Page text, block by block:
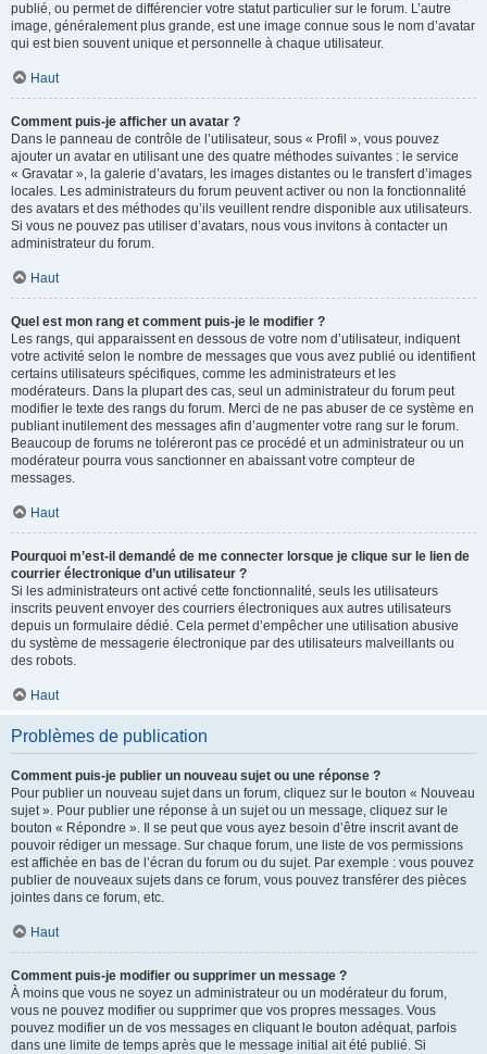
publié, ou permet de différencier votre statut particulier sur le forum. L’autre
image, généralement plus grande, est une image connue sous le nom d’avatar
qui est bien souvent unique et personnelle à chaque utilisateur.
Haut
Comment puis-je afficher un avatar ?
Dans le panneau de contrôle de l’utilisateur, sous « Profil », vous pouvez
ajouter un avatar en utilisant une des quatre méthodes suivantes : le service
« Gravatar », la galerie d’avatars, les images distantes ou le transfert d’images
locales. Les administrateurs du forum peuvent activer ou non la fonctionnalité
des avatars et des méthodes qu’ils veuillent rendre disponible aux utilisateurs.
Si vous ne pouvez pas utiliser d’avatars, nous vous invitons à contacter un
administrateur du forum.
Haut
Quel est mon rang et comment puis-je le modifier ?
Les rangs, qui apparaissent en dessous de votre nom d’utilisateur, indiquent
votre activité selon le nombre de messages que vous avez publié ou identifient
certains utilisateurs spécifiques, comme les administrateurs et les
modérateurs. Dans la plupart des cas, seul un administrateur du forum peut
modifier le texte des rangs du forum. Merci de ne pas abuser de ce système en
publiant inutilement des messages afin d’augmenter votre rang sur le forum.
Beaucoup de forums ne toléreront pas ce procédé et un administrateur ou un
modérateur pourra vous sanctionner en abaissant votre compteur de
messages.
Haut
Pourquoi m’est-il demandé de me connecter lorsque je clique sur le lien de
courrier électronique d’un utilisateur ?
Si les administrateurs ont activé cette fonctionnalité, seuls les utilisateurs
inscrits peuvent envoyer des courriers électroniques aux autres utilisateurs
depuis un formulaire dédié. Cela permet d’empêcher une utilisation abusive
du système de messagerie électronique par des utilisateurs malveillants ou
des robots.
Haut
Problèmes de publication
Comment puis-je publier un nouveau sujet ou une réponse ?
Pour publier un nouveau sujet dans un forum, cliquez sur le bouton « Nouveau
sujet ». Pour publier une réponse à un sujet ou un message, cliquez sur le
bouton « Répondre ». Il se peut que vous ayez besoin d’être inscrit avant de
pouvoir rédiger un message. Sur chaque forum, une liste de vos permissions
est affichée en bas de l’écran du forum ou du sujet. Par exemple : vous pouvez
publier de nouveaux sujets dans ce forum, vous pouvez transférer des pièces
jointes dans ce forum, etc.
Haut
Comment puis-je modifier ou supprimer un message ?
À moins que vous ne soyez un administrateur ou un modérateur du forum,
vous ne pouvez modifier ou supprimer que vos propres messages. Vous
pouvez modifier un de vos messages en cliquant le bouton adéquat, parfois
dans une limite de temps après que le message initial ait été publié. Si